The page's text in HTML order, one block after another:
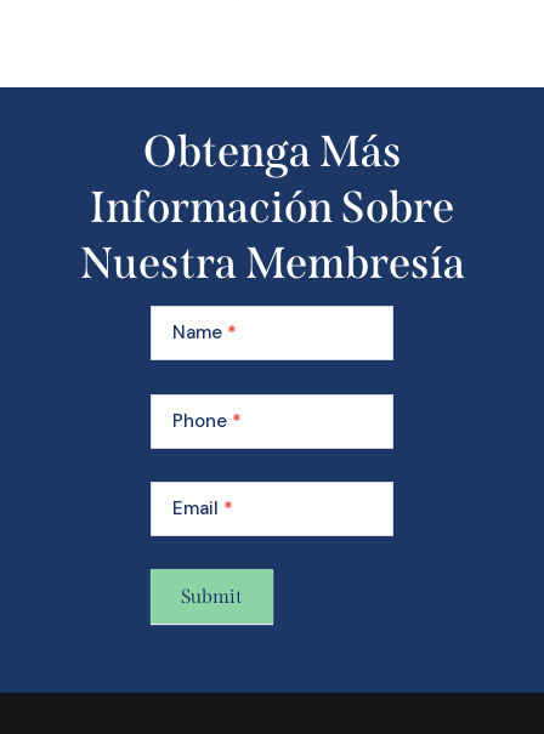
Obtenga Más
Información Sobre
Nuestra Membresía
Learn
More
About
Our
Membership
Name *
Phone *
Email *
Submit
l